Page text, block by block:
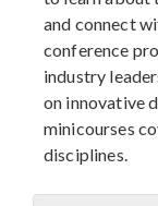
and connect
conference
industry
on innovative
minicourses
disciplines.